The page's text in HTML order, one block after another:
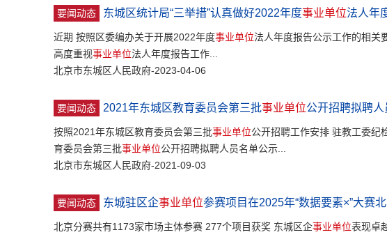
要闻动态 东城区统计局“三举措”认真做好2022年度事业单位法人年
近期 按照区委编办关于开展2022年度事业单位法人年度报告公示工作的相关
高度重视事业单位法人年度报告工作...
北京市东城区人民政府-2023-04-06
要闻动态 2021年东城区教育委员会第三批事业单位公开招聘拟聘人
按照2021年东城区教育委员会第三批事业单位公开招聘工作安排 驻教工委纪
育委员会第三批事业单位公开招聘拟聘人员名单公示...
北京市东城区人民政府-2021-09-03
要闻动态 东城驻区企事业单位参赛项目在2025年“数据要素×”大赛
北京分赛共有1173家市场主体参赛 277个项目获奖 东城区企事业单位表现卓